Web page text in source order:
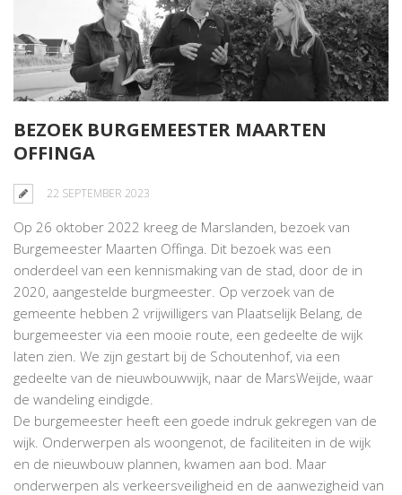
BEZOEK BURGEMEESTER MAARTEN
OFFINGA
22 SEPTEMBER 2023
Op 26 oktober 2022 kreeg de Marslanden, bezoek van
Burgemeester Maarten Offinga. Dit bezoek was een
onderdeel van een kennismaking van de stad, door de in
2020, aangestelde burgmeester. Op verzoek van de
gemeente hebben 2 vrijwilligers van Plaatselijk Belang, de
burgemeester via een mooie route, een gedeelte de wijk
laten zien. We zijn gestart bij de Schoutenhof, via een
gedeelte van de nieuwbouwwijk, naar de MarsWeijde, waar
de wandeling eindigde.
De burgemeester heeft een goede indruk gekregen van de
wijk. Onderwerpen als woongenot, de faciliteiten in de wijk
en de nieuwbouw plannen, kwamen aan bod. Maar
onderwerpen als verkeersveiligheid en de aanwezigheid van